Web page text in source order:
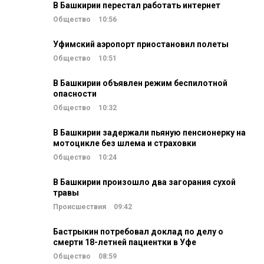
В Башкирии перестал работать интернет
Общество 10:56
Уфимский аэропорт приостановил полеты
Общество 10:51
В Башкирии объявлен режим беспилотной
опасности
Общество 10:32
В Башкирии задержали пьяную пенсионерку на
мотоцикле без шлема и страховки
Общество 10:24
В Башкирии произошло два загорания сухой
травы
Происшествия 09:42
Бастрыкин потребовал доклад по делу о
смерти 18-летней пациентки в Уфе
Общество 08:59